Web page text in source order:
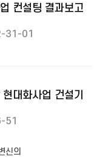
컨설팅 결과보고
31-01
대화사업 건설기
51
신의